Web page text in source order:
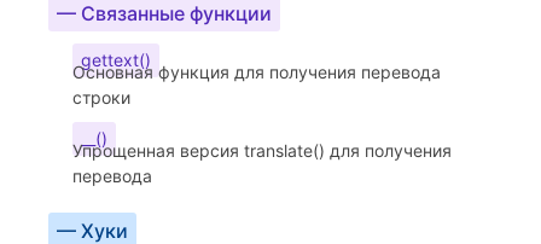
— Связанные функции
gettext()
Основная функция для получения перевода
строки
__()
Упрощенная версия translate() для получения
перевода
— Хуки